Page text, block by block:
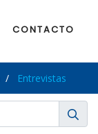
CONTACTO
Entrevistas